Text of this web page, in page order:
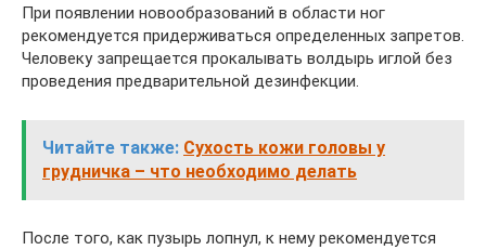
При появлении новообразований в области ног
рекомендуется придерживаться определенных запретов.
Человеку запрещается прокалывать волдырь иглой без
проведения предварительной дезинфекции.
Читайте также: Сухость кожи головы у
грудничка – что необходимо делать
После того, как пузырь лопнул, к нему рекомендуется